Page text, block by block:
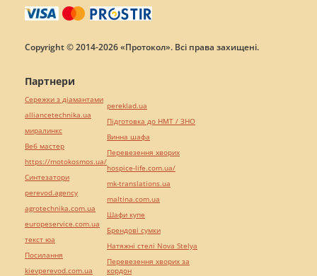
Copyright © 2014-2026 «Протокол». Всі права захищені.
Партнери
Сережки з діамантами
alliancetechnika.ua
миралинкс
Веб мастер
https://motokosmos.ua/
Синтезатори
perevod.agency
agrotechnika.com.ua
europeservice.com.ua
текст юа
Посилання
kievperevod.com.ua
pereklad.ua
Підготовка до НМТ / ЗНО
Винна шафа
Перевезення хворих
hospice-life.com.ua/
mk-translations.ua
maltina.com.ua
Шафи купе
Брендові сумки
Натяжні стелі Nova Stelya
Перевезення хворих за
кордон